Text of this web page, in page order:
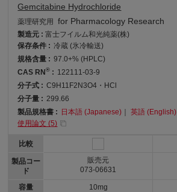
Gemcitabine Hydrochloride
薬理研究用 for Pharmacology Research
製造元 :富士フイルム和光純薬(株)
保存条件 : 冷蔵 (氷冷輸送)
規格含量 : 97.0+% (HPLC)
CAS RN® : 122111-03-9
分子式 : C9H11F2N3O4・HCl
分子量 : 299.66
製品規格書 : 日本語 (Japanese) ｜英語 (English)
使用論文 (5)
比較
製品コー
ド
容量
販売元
073-06631
10mg